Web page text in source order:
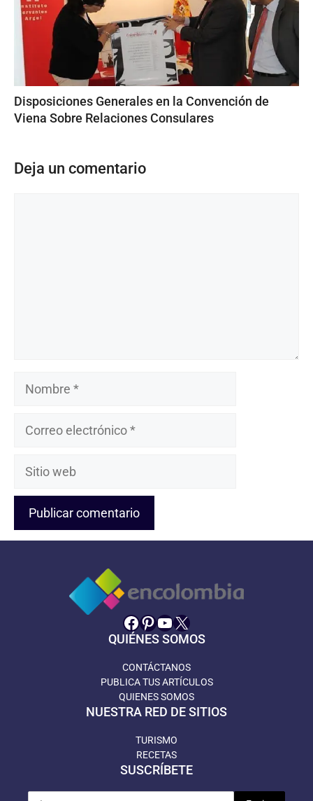
Disposiciones Generales en la Convención de
Viena Sobre Relaciones Consulares
Deja un comentario
Nombre
Sitio
Facebook
Pinterest
YouTube
X
QUIÉNES SOMOS
CONTÁCTANOS
PUBLICA TUS ARTÍCULOS
QUIENES SOMOS
NUESTRA RED DE SITIOS
TURISMO
RECETAS
SUSCRÍBETE